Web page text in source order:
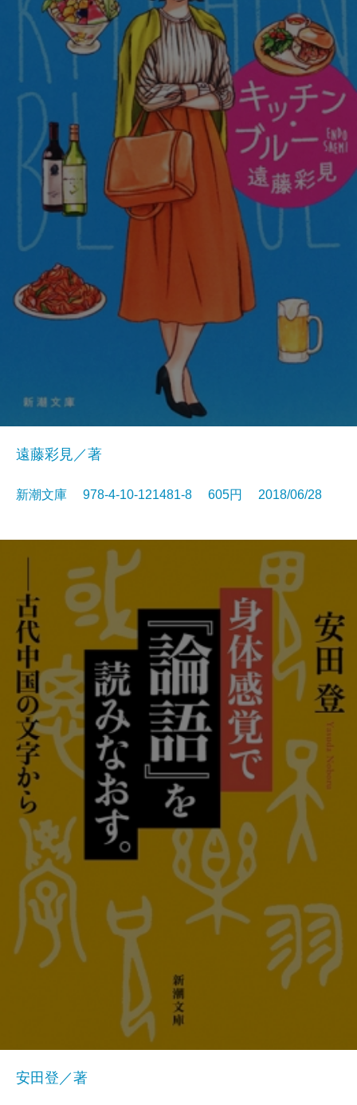
遠藤彩見／著
新潮文庫 978-4-10-121481-8 605円 2018/06/28
安田登／著